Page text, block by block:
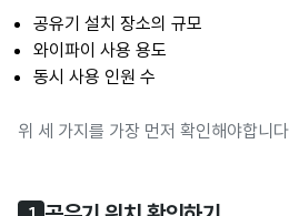
공유기 설치 장소의 규모
와이파이 사용 용도
동시 사용 인원 수
위 세 가지를 가장 먼저 확인해야합니다.